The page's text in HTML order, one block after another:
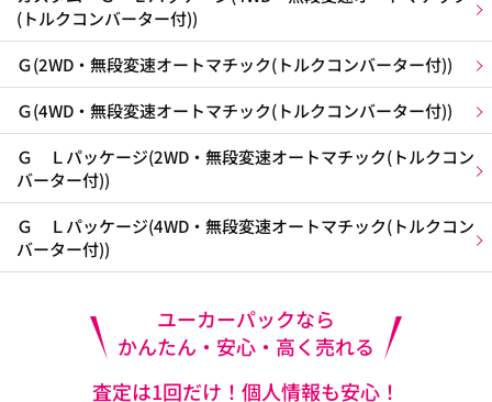
(トルクコンバーター付))
Ｇ(2WD・無段変速オートマチック(トルクコンバーター付))
Ｇ(4WD・無段変速オートマチック(トルクコンバーター付))
Ｇ Ｌパッケージ(2WD・無段変速オートマチック(トルクコン
バーター付))
Ｇ Ｌパッケージ(4WD・無段変速オートマチック(トルクコン
バーター付))
ユーカーパックなら
かんたん・安心・高く売れる
査定は1回だけ！個人情報も安心！